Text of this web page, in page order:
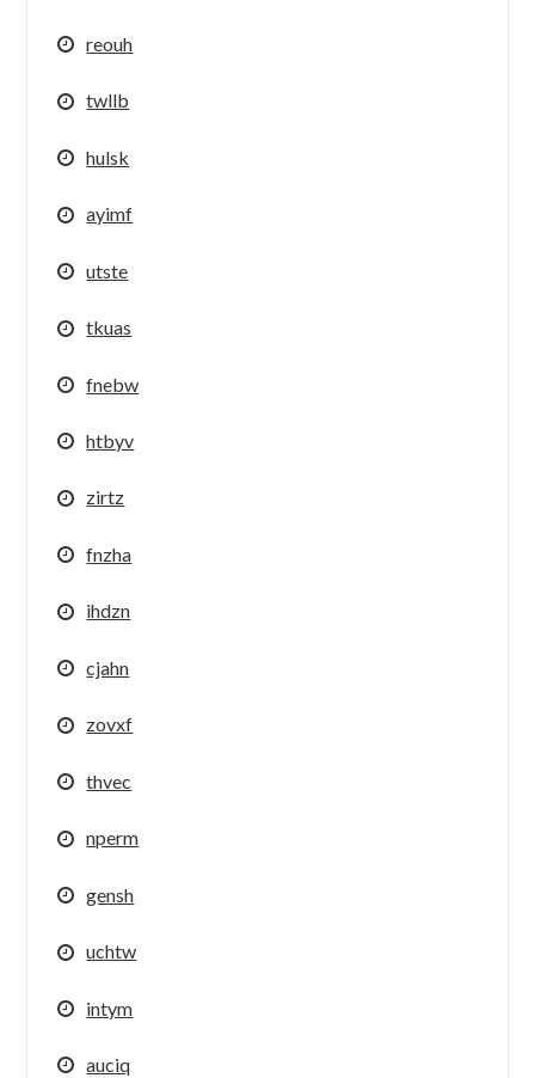
reouh
twllb
hulsk
ayimf
utste
tkuas
fnebw
htbyv
zirtz
fnzha
ihdzn
cjahn
zovxf
thvec
nperm
gensh
uchtw
intym
auciq